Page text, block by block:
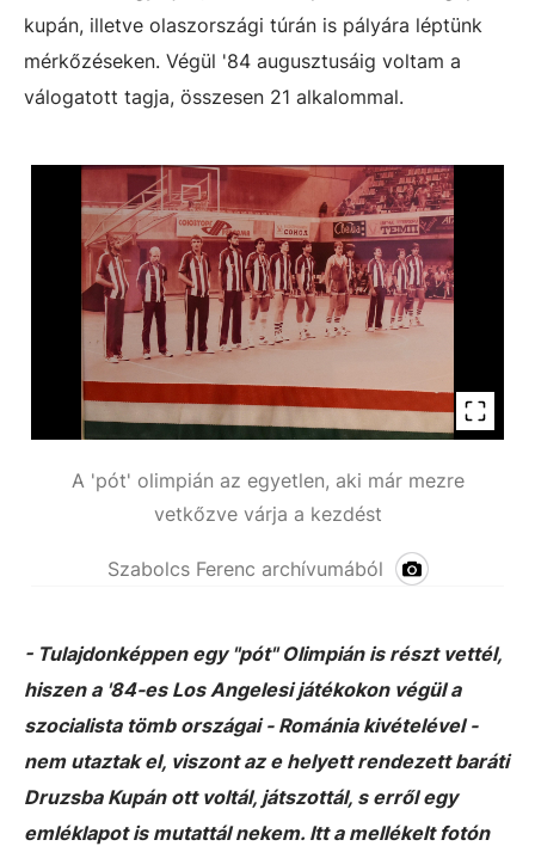
kupán, illetve olaszországi túrán is pályára léptünk
mérkőzéseken. Végül '84 augusztusáig voltam a
válogatott tagja, összesen 21 alkalommal.
A 'pót' olimpián az egyetlen, aki már mezre
vetkőzve várja a kezdést
Szabolcs Ferenc archívumából
- Tulajdonképpen egy "pót" Olimpián is részt vettél,
hiszen a '84-es Los Angelesi játékokon végül a
szocialista tömb országai - Románia kivételével -
nem utaztak el, viszont az e helyett rendezett baráti
Druzsba Kupán ott voltál, játszottál, s erről egy
emléklapot is mutattál nekem. Itt a mellékelt fotón